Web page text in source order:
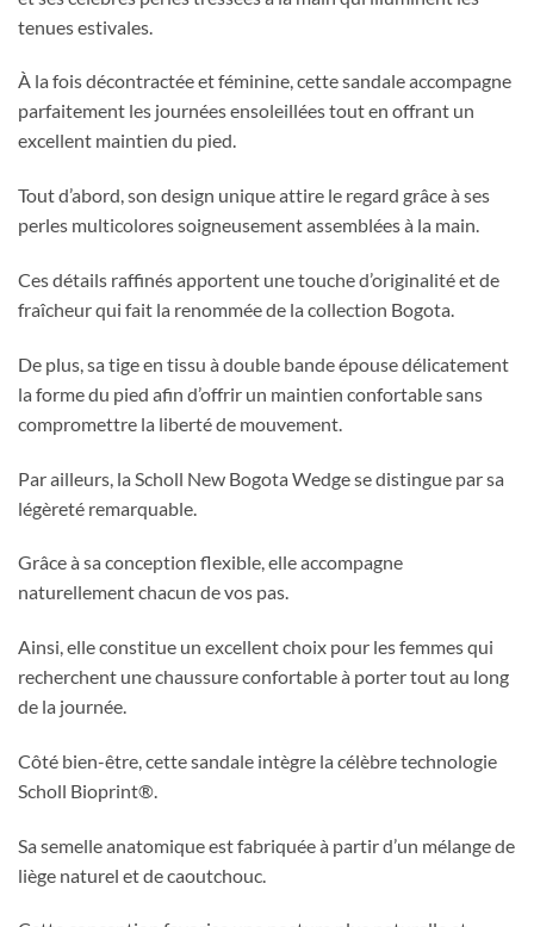
tenues estivales.
À la fois décontractée et féminine, cette sandale accompagne
parfaitement les journées ensoleillées tout en offrant un
excellent maintien du pied.
Tout d’abord, son design unique attire le regard grâce à ses
perles multicolores soigneusement assemblées à la main.
Ces détails raffinés apportent une touche d’originalité et de
fraîcheur qui fait la renommée de la collection Bogota.
De plus, sa tige en tissu à double bande épouse délicatement
la forme du pied afin d’offrir un maintien confortable sans
compromettre la liberté de mouvement.
Par ailleurs, la Scholl New Bogota Wedge se distingue par sa
légèreté remarquable.
Grâce à sa conception flexible, elle accompagne
naturellement chacun de vos pas.
Ainsi, elle constitue un excellent choix pour les femmes qui
recherchent une chaussure confortable à porter tout au long
de la journée.
Côté bien-être, cette sandale intègre la célèbre technologie
Scholl Bioprint®.
Sa semelle anatomique est fabriquée à partir d’un mélange de
liège naturel et de caoutchouc.